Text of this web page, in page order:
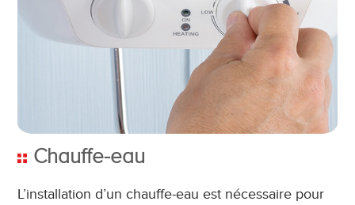
Chauffe-eau
L’installation d’un chauffe-eau est nécessaire pour